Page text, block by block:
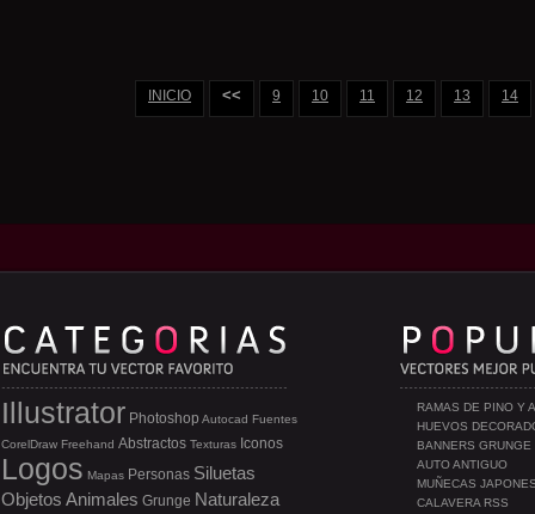
INICIO << 9 10 11 12 13 14
RAMAS DE PINO Y
HUEVOS
BANNERS GRUNGE
AUTO ANTIGUO
MUÑECAS
CALAVERA RSS
Illustrator Photoshop Autocad Fuentes
CorelDraw Freehand Abstractos Texturas Iconos
Logos Mapas Personas Siluetas
Objetos Animales Grunge Naturaleza